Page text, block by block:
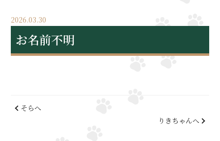
2026.03.30
お名前不明
そらへ
りきちゃんへ